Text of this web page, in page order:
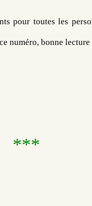
pour toutes les
numéro, bonne
***